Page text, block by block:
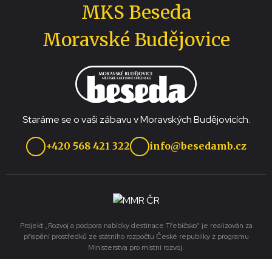
MKS Beseda
Moravské Budějovice
Staráme se o vaši zábavu v Moravských Budějovicích.
+420 568 421 322 info@besedamb.cz
Projekt „Rozvoj a podpora nabídky destinace Třebíčsko“ je realizován za
přispění prostředků ze státního rozpočtu České republiky z programu
Ministerstva pro místní rozvoj.